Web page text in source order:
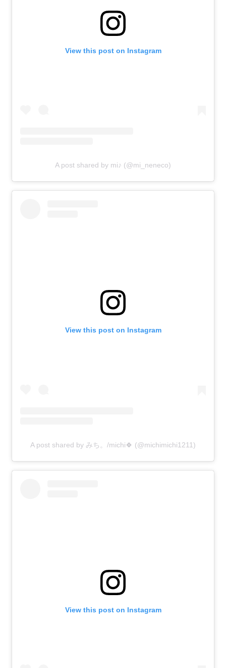
View this post on Instagram
A post shared by mi♪ (@mi_neneco)
View this post on Instagram
A post shared by みち。/michi🍀 (@michimichi1211)
View this post on Instagram